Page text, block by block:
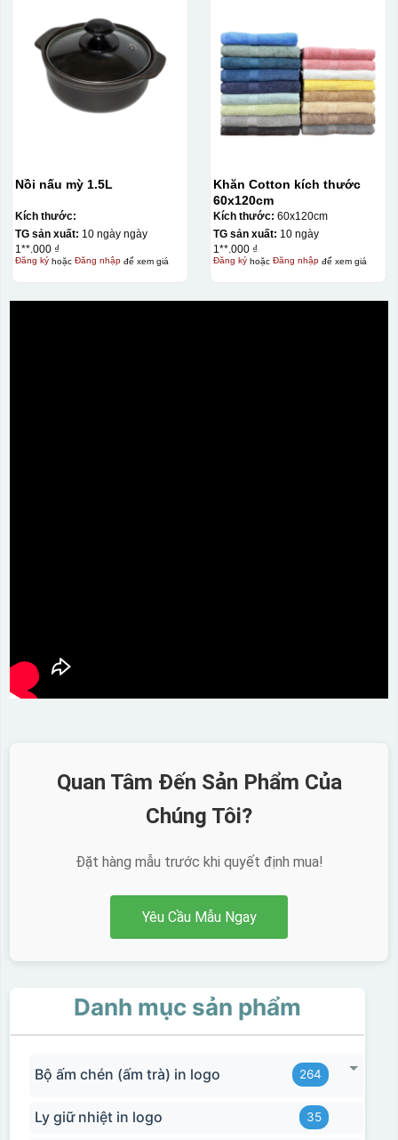
Nồi nấu mỳ 1.5L
Kích thước:
TG sản xuất: 10 ngày ngày
1**.000 ₫
Đăng kýhoặc Đăng nhậpđể xem giá
Khăn Cotton kích thước
60x120cm
Kích thước: 60x120cm
TG sản xuất: 10 ngày
1**.000 ₫
Đăng kýhoặc Đăng nhậpđể xem giá
Quan Tâm Đến Sản Phẩm Của
Chúng Tôi?
Đặt hàng mẫu trước khi quyết định mua!
Yêu Cầu Mẫu Ngay
Danh mục sản phẩm
Bộ ấm chén (ấm trà) in logo 264
Ly giữ nhiệt in logo 35